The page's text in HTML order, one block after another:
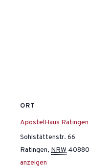
ORT
ApostelHaus Ratingen
Sohlstättenstr. 66
Ratingen, NRW 40880
anzeigen